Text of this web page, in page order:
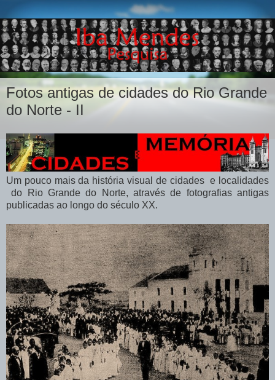
Fotos antigas de cidades do Rio Grande
do Norte - II
Um pouco mais da história visual de cidades e localidades
do Rio Grande do Norte, através de fotografias antigas
publicadas ao longo do século XX.